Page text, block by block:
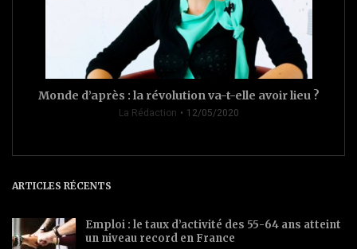
Monde d’après : la révolution va-t-elle avoir lieu ?
La Rédaction 12/05/2020
ARTICLES RÉCENTS
Emploi : le taux d’activité des 55-64 ans atteint
un niveau record en France